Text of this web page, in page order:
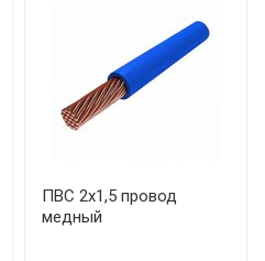
ПВС 2х1,5 провод
медный